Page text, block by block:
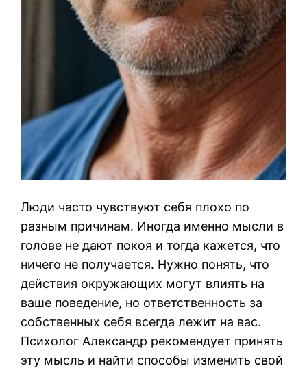
Люди часто чувствуют себя плохо по
разным причинам. Иногда именно мысли в
голове не дают покоя и тогда кажется, что
ничего не получается. Нужно понять, что
действия окружающих могут влиять на
ваше поведение, но ответственность за
собственных себя всегда лежит на вас.
Психолог Александр рекомендует принять
эту мысль и найти способы изменить свой